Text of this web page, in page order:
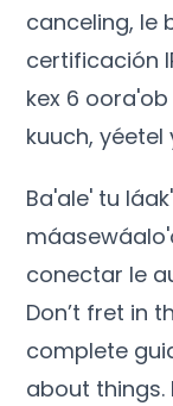
canceling, le
certificación
kex 6
kuuch,
Ba'ale' tu
conectar le
Don’t fret in
complete
about things